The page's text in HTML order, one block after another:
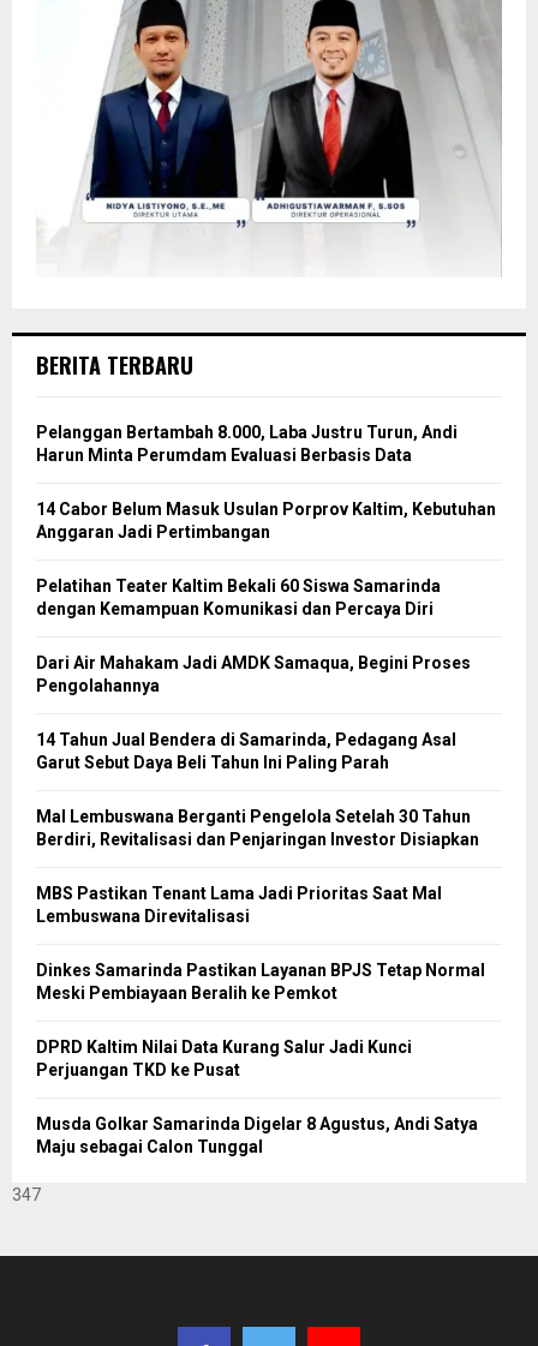
BERITA TERBARU
Pelanggan Bertambah 8.000, Laba Justru Turun, Andi
Harun Minta Perumdam Evaluasi Berbasis Data
14 Cabor Belum Masuk Usulan Porprov Kaltim, Kebutuhan
Anggaran Jadi Pertimbangan
Pelatihan Teater Kaltim Bekali 60 Siswa Samarinda
dengan Kemampuan Komunikasi dan Percaya Diri
Dari Air Mahakam Jadi AMDK Samaqua, Begini Proses
Pengolahannya
14 Tahun Jual Bendera di Samarinda, Pedagang Asal
Garut Sebut Daya Beli Tahun Ini Paling Parah
Mal Lembuswana Berganti Pengelola Setelah 30 Tahun
Berdiri, Revitalisasi dan Penjaringan Investor Disiapkan
MBS Pastikan Tenant Lama Jadi Prioritas Saat Mal
Lembuswana Direvitalisasi
Dinkes Samarinda Pastikan Layanan BPJS Tetap Normal
Meski Pembiayaan Beralih ke Pemkot
DPRD Kaltim Nilai Data Kurang Salur Jadi Kunci
Perjuangan TKD ke Pusat
Musda Golkar Samarinda Digelar 8 Agustus, Andi Satya
Maju sebagai Calon Tunggal
347